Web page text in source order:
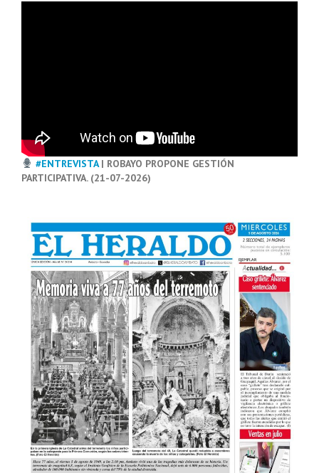
#ENTREVISTA| ROBAYO PROPONE GESTIÓN
PARTICIPATIVA. (21-07-2026)